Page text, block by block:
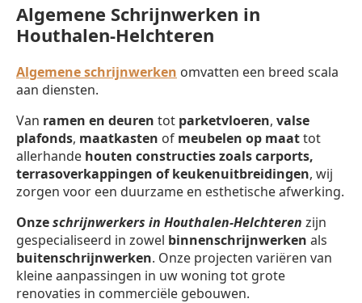
Algemene Schrijnwerken in
Houthalen-Helchteren
Algemene schrijnwerken omvatten een breed scala
aan diensten.
Van ramen en deuren tot parketvloeren, valse
plafonds, maatkasten of meubelen op maattot
allerhande houten constructies zoals carports,
terrasoverkappingen of keukenuitbreidingen, wij
zorgen voor een duurzame en esthetische afwerking.
Onzeschrijnwerkers in Houthalen-Helchteren zijn
gespecialiseerd in zowel binnenschrijnwerken als
buitenschrijnwerken. Onze projecten variëren van
kleine aanpassingen in uw woning tot grote
renovaties in commerciële gebouwen.